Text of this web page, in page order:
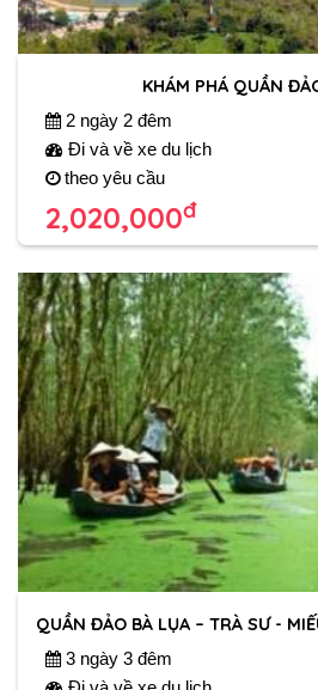
KHÁM PHÁ QUẦN
2 ngày 2 đêm
Đi và về xe du lịch
theo yêu cầu
2,020,000đ
3 ngày 3 đêm